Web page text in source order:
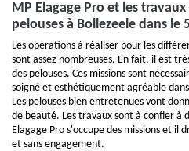
MP Elagage Pro et les
pelouses à Bollezeele dans le
Les opérations à réaliser pour les
sont assez nombreuses. En fait, il est
des pelouses. Ces missions sont
soigné et esthétiquement agréable
Les pelouses bien entretenues vont
de beauté. Les travaux sont à confier à
Elagage Pro s'occupe des missions et
et sans engagement.